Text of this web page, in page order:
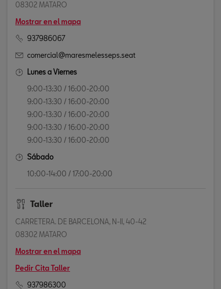
08302 MATARO
Mostrar en el mapa
937986067
comercial@maresmelesseps.seat
Lunes a Viernes
9:00-13:30 / 16:00-20:00
9:00-13:30 / 16:00-20:00
9:00-13:30 / 16:00-20:00
9:00-13:30 / 16:00-20:00
9:00-13:30 / 16:00-20:00
Sábado
10:00-14:00 / 17:00-20:00
Taller
CARRETERA. DE BARCELONA, N-II, 40-42
08302 MATARO
Mostrar en el mapa
Pedir Cita Taller
937986300